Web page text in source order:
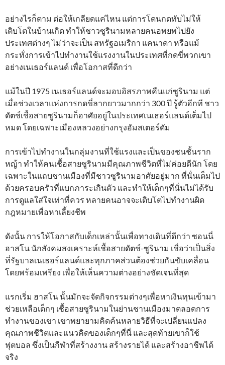
อย่างไรก็ตาม ต่อให้เกลียดแค่ไหน แต่การโดนกดทับไม่ให้
เติบโตในบ้านเกิด ทำให้ชาวซูรินามหลายคนอพยพไปยัง
ประเทศต่างๆ ไม่ว่าจะเป็น สหรัฐอเมริกา แคนาดา หรือแม้
กระทั่งการเข้าไปทำงานใช้แรงงานในประเทศที่กดขี่พวกเขา
อย่างเนเธอร์แลนด์ เพื่อโอกาสที่ดีกว่า
แม้ในปี 1975 เนเธอร์แลนด์จะมอบอิสรภาพคืนแก่ซูรินาม แต่
เมื่อช่วงเวลาแห่งการกดขี่ลากยาวมากกว่า 300 ปี รู้ตัวอีกที ชาว
ดัตช์เชื้อสายซูรินามก็อาศัยอยู่ในประเทศเนเธอร์แลนด์เต็มไป
หมด โดยเฉพาะเมืองหลวงอย่างกรุงอัมสเตอร์ดัม
การเข้าไปทำงานในกลุ่มงานที่ใช้แรงและเป็นของชนชั้นราก
หญ้า ทำให้คนเชื้อสายซูรินามมีคุณภาพชีวิตที่ไม่ค่อยดีนัก โดย
เฉพาะในแถบชานเมืองที่มีชาวซูรินามอาศัยอยู่มาก ที่นั่นเต็มไป
ด้วยครอบครัวที่แบกภาระเกินตัว และทำให้เด็กๆที่นั่นไม่ได้รับ
การดูแลใส่ใจเท่าที่ควร หลายคนอาจจะเติบโตไปทำงานผิด
กฎหมายเพื่อหาเลี้ยงชีพ
ดังนั้น การให้โอกาสกับเด็กเหล่านั้นเพื่อทางเดินที่ดีกว่า ซอนนี่
ฮาสโน นักสังคมสงเคราะห์เชื้อสายดัตช์-ซูรินาม เชื่อว่าเป็นสิ่ง
ที่รัฐบาลเนเธอร์แลนด์และทุกภาคส่วนต้องช่วยกันขับเคลื่อน
โดยพร้อมเพรียง เพื่อให้เห็นความต่างอย่างชัดเจนที่สุด
แรกเริ่ม ฮาสโน นั้นมักจะจัดกิจกรรมต่างๆเพื่อหาเงินทุนเข้ามา
ช่วยเหลือเด็กๆ เชื้อสายซูรินามในย่านชานเมืองมาตลอดการ
ทำงานของเขา เขาพยายามคิดค้นหลายวิธีที่จะเปลี่ยนแปลง
คุณภาพชีวิตและแนวคิดของเด็กๆที่นี่ และสุดท้ายเขาก็ใช้
ฟุตบอล ซึ่งเป็นกีฬาที่สร้างงาน สร้างรายได้ และสร้างอาชีพได้
จริง